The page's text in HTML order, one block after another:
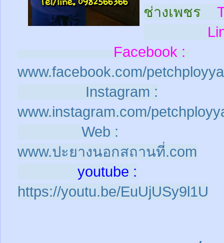
ช่างเพชร
Facebook :
www.facebook.com/
Instagram :
www.instagram.com/
Web :
www.ปะยางนอกสถานที่.com
youtube :
https://youtu.be/EuUjUSy9l1U